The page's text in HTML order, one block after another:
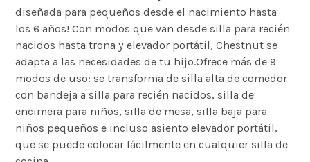
diseñada para pequeños desde el nacimiento hasta
los 6 años! Con modos que van desde silla para recién
nacidos hasta trona y elevador portátil, Chestnut se
adapta a las necesidades de tu hijo.Ofrece más de 9
modos de uso: se transforma de silla alta de comedor
con bandeja a silla para recién nacidos, silla de
encimera para niños, silla de mesa, silla baja para
niños pequeños e incluso asiento elevador portátil,
que se puede colocar fácilmente en cualquier silla de